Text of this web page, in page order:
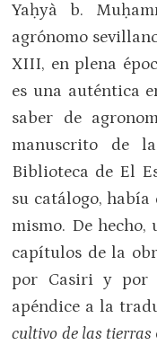
Yaḥyà b.
agrónomo
XIII, en plena
es una auténtica
saber de
manuscrito de
Biblioteca de El
su catálogo,
mismo. De
capítulos de la
por Casiri y por
apéndice a la
cultivo de las tierras